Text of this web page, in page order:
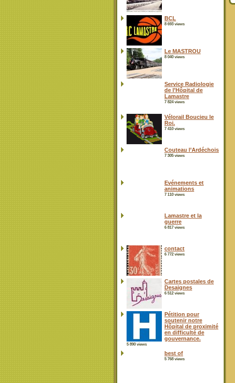
BCL
8 693 views
Le MASTROU
8 040 views
Service Radiologie
de l’Hôpital de
Lamastre
7 824 views
Vélorail Boucieu le
Roi.
7 410 views
Couteau l’Ardéchois
7 305 views
Evénements et
animations
7 110 views
Lamastre et la
guerre
6 817 views
contact
6 772 views
Cartes postales de
Desaignes
6 512 views
Pétition pour
soutenir notre
Hôpital de proximité
en difficulté de
gouvernance.
5 890 views
best of
5 768 views